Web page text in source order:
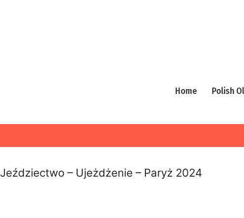
Home Polish
Jeździectwo – Ujeżdżenie – Paryż 2024